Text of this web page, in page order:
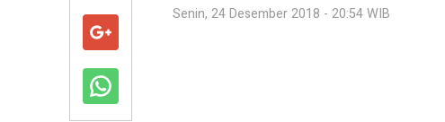
Senin, 24 Desember 2018 - 20:54 WIB